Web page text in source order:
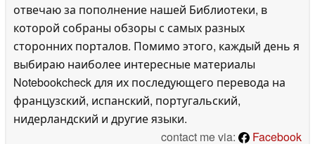
отвечаю за пополнение нашей Библиотеки, в
которой собраны обзоры с самых разных
сторонних порталов. Помимо этого, каждый день я
выбираю наиболее интересные материалы
Notebookcheck для их последующего перевода на
французский, испанский, португальский,
нидерландский и другие языки.
contact me via:
Facebook